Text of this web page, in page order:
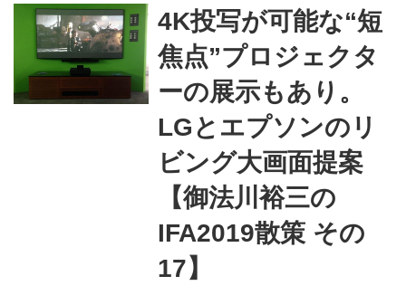
声から展開され、スピーカーを
配置すれば再生も可能だが、全
天球とするには足下にも配置し
なくてはならない。今回はソニ
ーのヘッドホン・イヤホンを使
って視聴をしてみた。 ヘッドホ
ンを使った仮想音場を実現させ
るためには、各ユーザーの耳の
形状に合わせた補正が必要とな
る。なので最初に、専用アプリ
で自分の耳の画像を撮影する。
4K投写が可能な“短
焦点”プロジェクタ
ーの展示もあり。
LGとエプソンのリ
ビング大画面提案
【御法川裕三の
IFA2019散策 その
17】